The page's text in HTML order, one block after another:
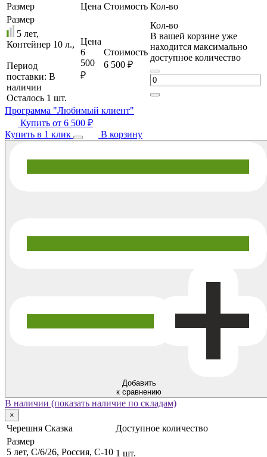
Размер
Цена Стоимость Кол-во
Размер
5 лет,
Контейнер 10 л.,
Период
поставки: В
наличии
Осталось 1 шт.
Цена
6
500
₽
Стоимость
6 500 ₽
Кол-во
В вашей корзине уже
находится максимально
доступное количество
Программа "Любимый клиент"
Купить от 6 500 ₽
Купить в 1 клик
В корзину
Добавить
к сравнению
В наличии (показать наличие по складам)
×
Черешня Сказка
Доступное количество
Размер
5 лет, C/6/26, Россия, C-10 1 шт.